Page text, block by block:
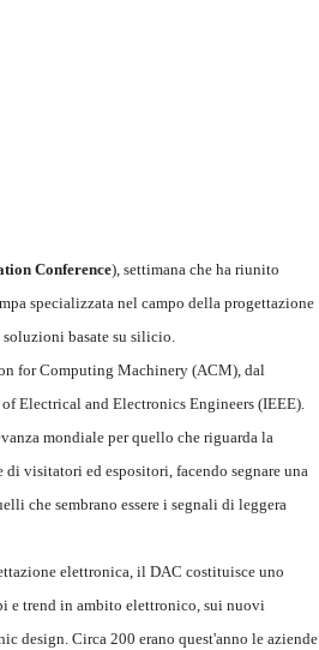
Conference), settimana che ha riunito
specializzata nel campo della progettazione
basate su silicio.
for Computing Machinery (ACM), dal
Electrical and Electronics Engineers (IEEE).
mondiale per quello che riguarda la
visitatori ed espositori, facendo segnare una
che sembrano essere i segnali di leggera
elettronica, il DAC costituisce uno
e trend in ambito elettronico, sui nuovi
design. Circa 200 erano quest'anno le aziende